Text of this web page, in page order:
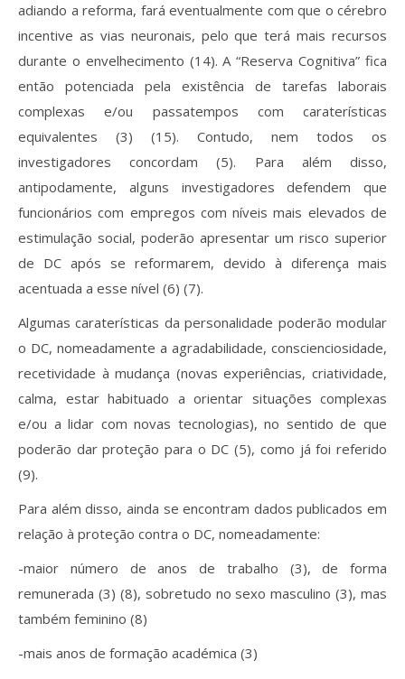
adiando a reforma, fará eventualmente com que o cérebro
incentive as vias neuronais, pelo que terá mais recursos
durante o envelhecimento (14). A “Reserva Cognitiva” fica
então potenciada pela existência de tarefas laborais
complexas e/ou passatempos com caraterísticas
equivalentes (3) (15). Contudo, nem todos os
investigadores concordam (5). Para além disso,
antipodamente, alguns investigadores defendem que
funcionários com empregos com níveis mais elevados de
estimulação social, poderão apresentar um risco superior
de DC após se reformarem, devido à diferença mais
acentuada a esse nível (6) (7).
Algumas caraterísticas da personalidade poderão modular
o DC, nomeadamente a agradabilidade, conscienciosidade,
recetividade à mudança (novas experiências, criatividade,
calma, estar habituado a orientar situações complexas
e/ou a lidar com novas tecnologias), no sentido de que
poderão dar proteção para o DC (5), como já foi referido
(9).
Para além disso, ainda se encontram dados publicados em
relação à proteção contra o DC, nomeadamente:
-maior número de anos de trabalho (3), de forma
remunerada (3) (8), sobretudo no sexo masculino (3), mas
também feminino (8)
-mais anos de formação académica (3)